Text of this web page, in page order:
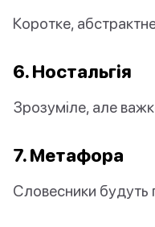
Коротке,
6. Ностальгія
Зрозуміле, але
7. Метафора
Словесники будуть